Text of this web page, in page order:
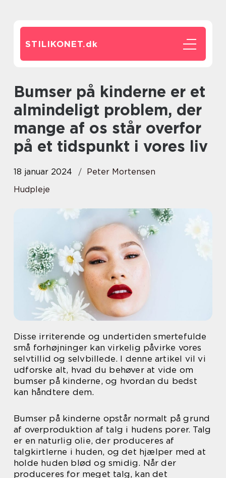
STILIKONET.dk
Bumser på kinderne er et
almindeligt problem, der
mange af os står overfor
på et tidspunkt i vores liv
18 januar 2024
Peter Mortensen
Hudpleje
Disse irriterende og undertiden smertefulde
små forhøjninger kan virkelig påvirke vores
selvtillid og selvbillede. I denne artikel vil vi
udforske alt, hvad du behøver at vide om
bumser på kinderne, og hvordan du bedst
kan håndtere dem.
Bumser på kinderne opstår normalt på grund
af overproduktion af talg i hudens porer. Talg
er en naturlig olie, der produceres af
talgkirtlerne i huden, og det hjælper med at
holde huden blød og smidig. Når der
produceres for meget talg, kan det